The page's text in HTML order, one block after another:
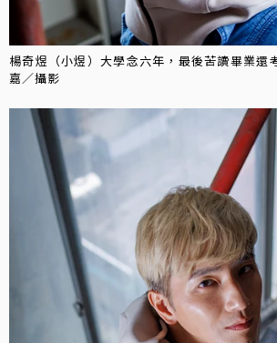
楊奇煜（小煜）大學念六年，最後苦讀畢業還
嘉／攝影